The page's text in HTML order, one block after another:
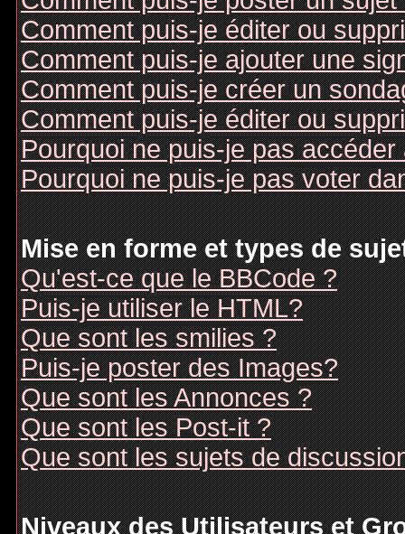
Comment puis-je éditer ou
Comment puis-je ajouter une
Comment puis-je créer un
Comment puis-je éditer ou
Pourquoi ne puis-je pas accéder
Pourquoi ne puis-je pas voter
Mise en forme et types de
Qu'est-ce que le BBCode ?
Puis-je utiliser le HTML?
Que sont les smilies ?
Puis-je poster des Images?
Que sont les Annonces ?
Que sont les Post-it ?
Que sont les sujets de
Niveaux des Utilisateurs et